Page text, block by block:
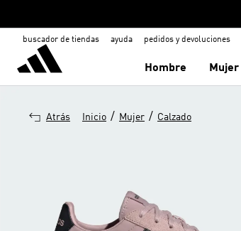
buscador de tiendas ayuda pedidos y devoluciones
Hombre Mujer
Atrás Inicio / Mujer / Calzado